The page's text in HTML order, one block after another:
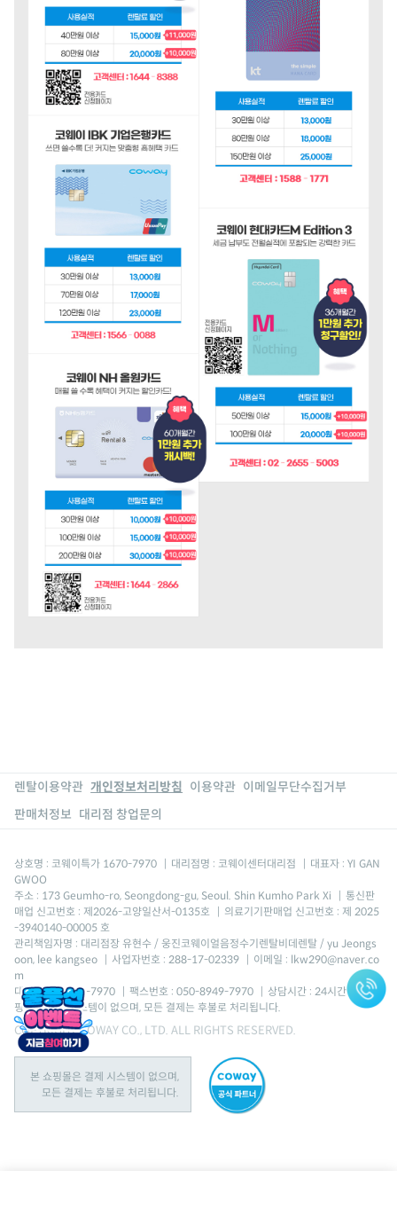
렌탈이용약관 개인정보처리방침 이용약관 이메일무단수집거부
판매처정보 대리점 창업문의
상호명 : 코웨이특가 1670-7970 | 대리점명 : 코웨이센터대리점 | 대표자 : YI GAN
GWOO
주소 : 173 Geumho-ro, Seongdong-gu, Seoul. Shin Kumho Park Xi
| 통신판
매업 신고번호 : 제2026-고양일산서-0135호
| 의료기기판매업 신고번호 : 제 2025
-3940140-00005 호
관리책임자명 : 대리점장 유현수 / 웅진코웨이얼음정수기렌탈비데렌탈 / yu Jeongs
oon, lee kangseo | 사업자번호 : 288-17-02339 | 이메일 : lkw290@naver.co
m
대표번호 : 1670-7970 | 팩스번호 : 050-8949-7970 | 상담시간 : 24시간 *본 쇼
핑몰은 결제 시스템이 없으며, 모든 결제는 후불로 처리됩니다.
COPYRIGHT COWAY CO., LTD. ALL RIGHTS RESERVED.
본 쇼핑몰은 결제 시스템이 없으며,
모든 결제는 후불로 처리됩니다.